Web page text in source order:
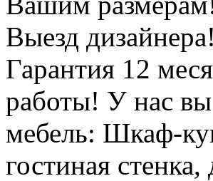
Выезд
Гарантия 12
работы! У нас
мебель: Шкаф-
гостиная